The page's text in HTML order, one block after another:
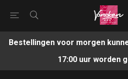
Bestellingen voor morgen
17:00 uur worden